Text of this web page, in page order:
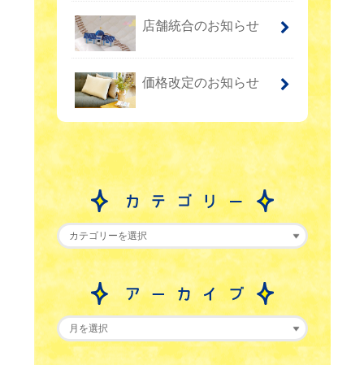
店舗統合のお知らせ
価格改定のお知らせ